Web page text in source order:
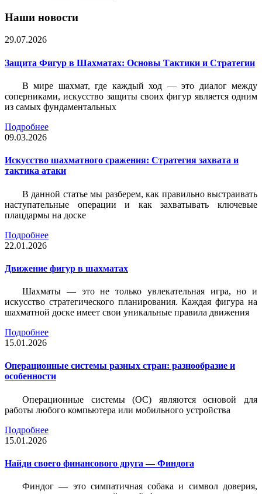
Наши новости
29.07.2026
Защита Фигур в Шахматах: Основы Тактики и Стратегии
В мире шахмат, где каждый ход — это диалог между
соперниками, искусство защиты своих фигур является одним
из самых фундаментальных
Подробнее
09.03.2026
Искусство шахматного сражения: Стратегия захвата и
тактика атаки
В данной статье мы разберем, как правильно выстраивать
наступательные операции и как захватывать ключевые
плацдармы на доске
Подробнее
22.01.2026
Движение фигур в шахматах
Шахматы — это не только увлекательная игра, но и
искусство стратегического планирования. Каждая фигура на
шахматной доске имеет свои уникальные правила движения
Подробнее
15.01.2026
Операционные системы разных стран: разнообразие и
особенности
Операционные системы (ОС) являются основой для
работы любого компьютера или мобильного устройства
Подробнее
15.01.2026
Найди своего финансового друга — Финдога
Финдог — это симпатичная собака и символ доверия,